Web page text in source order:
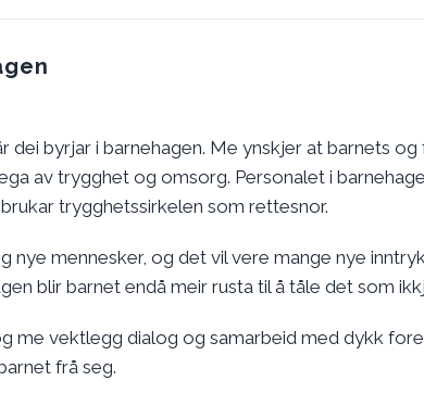
dei byrjar i barnehagen. Me ynskjer at barnets
av trygghet og omsorg. Personalet i
trygghetssirkelen som rettesnor.
nye mennesker, og det vil vere mange nye
blir barnet endå meir rusta til å tåle det som
me vektlegg dialog og samarbeid med dykk
frå seg.